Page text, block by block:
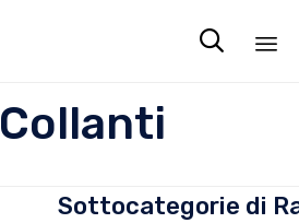

Collanti
Sottocategorie di